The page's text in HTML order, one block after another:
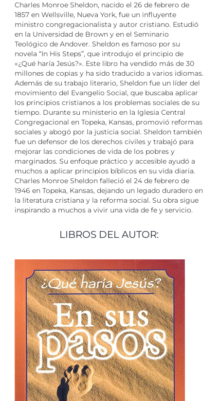
Charles Monroe Sheldon, nacido el 26 de febrero de
1857 en Wellsville, Nueva York, fue un influyente
ministro congregacionalista y autor cristiano. Estudió
en la Universidad de Brown y en el Seminario
Teológico de Andover. Sheldon es famoso por su
novela “In His Steps”, que introdujo el principio de
«¿Qué haría Jesús?». Este libro ha vendido más de 30
millones de copias y ha sido traducido a varios idiomas.
Además de su trabajo literario, Sheldon fue un líder del
movimiento del Evangelio Social, que buscaba aplicar
los principios cristianos a los problemas sociales de su
tiempo. Durante su ministerio en la Iglesia Central
Congregacional en Topeka, Kansas, promovió reformas
sociales y abogó por la justicia social. Sheldon también
fue un defensor de los derechos civiles y trabajó para
mejorar las condiciones de vida de los pobres y
marginados. Su enfoque práctico y accesible ayudó a
muchos a aplicar principios bíblicos en su vida diaria.
Charles Monroe Sheldon falleció el 24 de febrero de
1946 en Topeka, Kansas, dejando un legado duradero en
la literatura cristiana y la reforma social. Su obra sigue
inspirando a muchos a vivir una vida de fe y servicio.
LIBROS DEL AUTOR: